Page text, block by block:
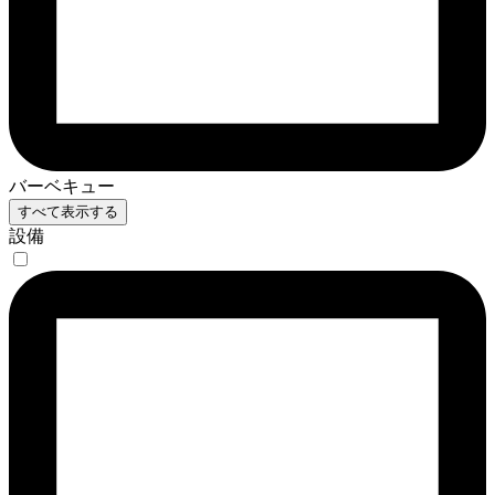
バーベキュー
すべて表示する
設備